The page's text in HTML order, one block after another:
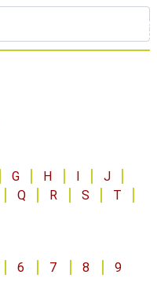
G H
J
Q R S
T
6 7 8 9